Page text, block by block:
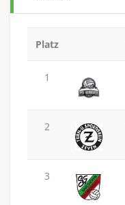
Platz
1
2
3